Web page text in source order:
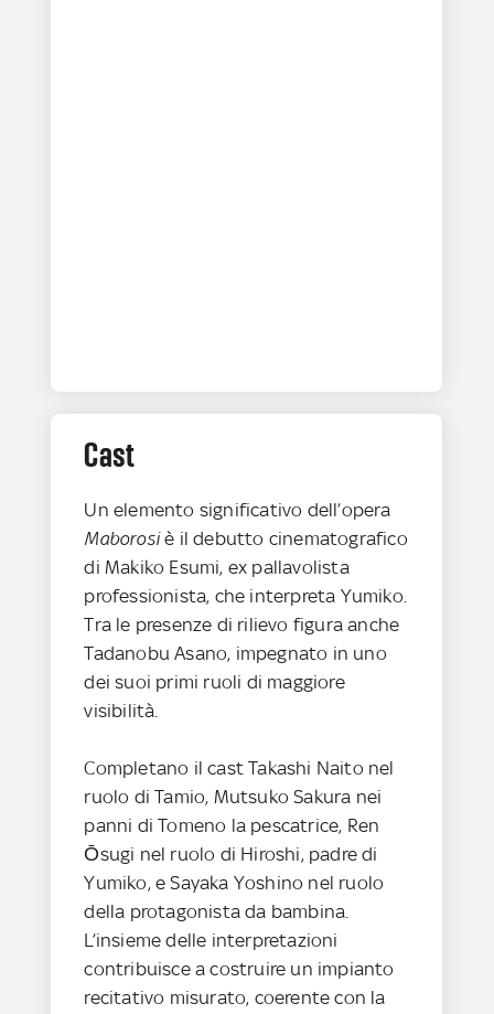
Cast
Un elemento significativo dell’opera
Maborosiè il debutto cinematografico
di Makiko Esumi, ex pallavolista
professionista, che interpreta Yumiko.
Tra le presenze di rilievo figura anche
Tadanobu Asano, impegnato in uno
dei suoi primi ruoli di maggiore
visibilità.
Completano il cast Takashi Naito nel
ruolo di Tamio, Mutsuko Sakura nei
panni di Tomeno la pescatrice, Ren
Ōsugi nel ruolo di Hiroshi, padre di
Yumiko, e Sayaka Yoshino nel ruolo
della protagonista da bambina.
L’insieme delle interpretazioni
contribuisce a costruire un impianto
recitativo misurato, coerente con la